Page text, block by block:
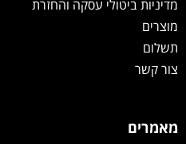
מדיניות ביטולי עסקה והחזרת
מוצרים
תשלום
צור קשר
מאמרים